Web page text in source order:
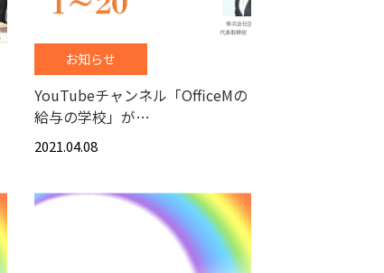
お知らせ
YouTubeチャンネル「OfficeMの
給与の学校」が…
2021.04.08